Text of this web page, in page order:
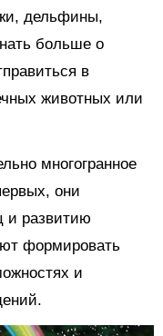
дельфины,
больше о
в
животных или
многогранное
они
и развитию
формировать
и